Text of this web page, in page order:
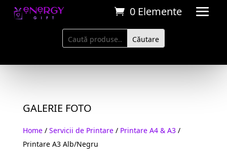
0 Elemente
GALERIE FOTO
Home/ Servicii de Printare/ Printare A4 & A3/
Printare A3 Alb/Negru